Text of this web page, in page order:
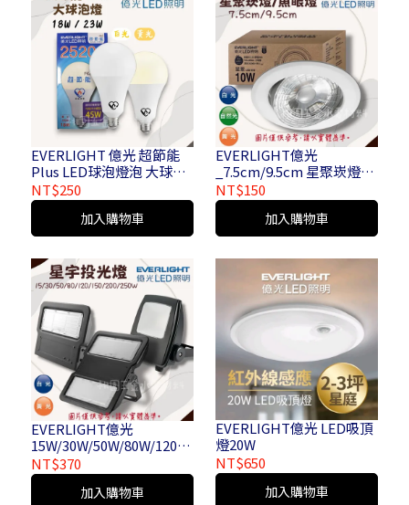
EVERLIGHT 億光 超節能
Plus LED球泡燈泡 大球泡
18W 23W
NT$250
加入購物車
EVERLIGHT億光
_7.5cm/9.5cm 星聚崁燈/
魚眼燈_黃光/自然光/白光
NT$150
加入購物車
EVERLIGHT億光
15W/30W/50W/80W/120W/
150W/200W/250W 星宇投
光燈 白光/黃光
NT$370
加入購物車
EVERLIGHT億光 LED吸頂
燈20W
NT$650
加入購物車